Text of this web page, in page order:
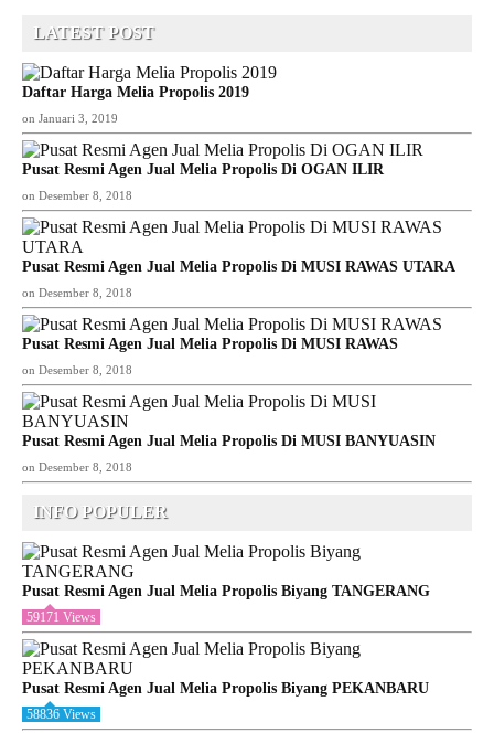
LATEST POST
Daftar Harga Melia Propolis 2019
on Januari 3, 2019
Pusat Resmi Agen Jual Melia Propolis Di OGAN ILIR
on Desember 8, 2018
Pusat Resmi Agen Jual Melia Propolis Di MUSI RAWAS UTARA
on Desember 8, 2018
Pusat Resmi Agen Jual Melia Propolis Di MUSI RAWAS
on Desember 8, 2018
Pusat Resmi Agen Jual Melia Propolis Di MUSI BANYUASIN
on Desember 8, 2018
INFO POPULER
Pusat Resmi Agen Jual Melia Propolis Biyang TANGERANG
59171 Views
Pusat Resmi Agen Jual Melia Propolis Biyang PEKANBARU
58836 Views